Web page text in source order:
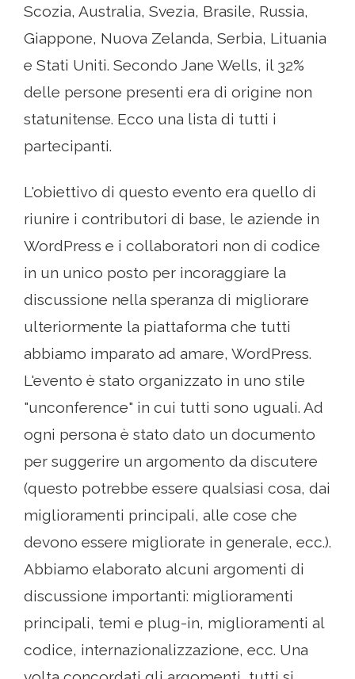
Scozia, Australia, Svezia, Brasile, Russia,
Giappone, Nuova Zelanda, Serbia, Lituania
e Stati Uniti. Secondo Jane Wells, il 32%
delle persone presenti era di origine non
statunitense. Ecco una lista di tutti i
partecipanti.
L'obiettivo di questo evento era quello di
riunire i contributori di base, le aziende in
WordPress e i collaboratori non di codice
in un unico posto per incoraggiare la
discussione nella speranza di migliorare
ulteriormente la piattaforma che tutti
abbiamo imparato ad amare, WordPress.
L'evento è stato organizzato in uno stile
"unconference" in cui tutti sono uguali. Ad
ogni persona è stato dato un documento
per suggerire un argomento da discutere
(questo potrebbe essere qualsiasi cosa, dai
miglioramenti principali, alle cose che
devono essere migliorate in generale, ecc.).
Abbiamo elaborato alcuni argomenti di
discussione importanti: miglioramenti
principali, temi e plug-in, miglioramenti al
codice, internazionalizzazione, ecc. Una